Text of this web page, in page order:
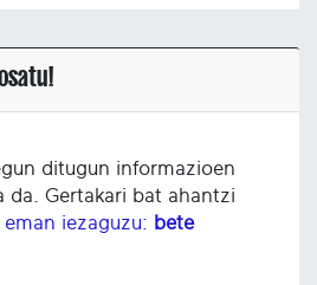
ditugun informazioen
da. Gertakari bat ahantzi
iezaguzu: bete